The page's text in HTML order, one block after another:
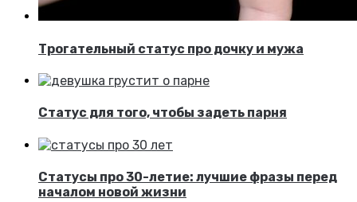
Трогательный статус про дочку и мужа
Статус для того, чтобы задеть парня
Статусы про 30-летие: лучшие фразы перед
началом новой жизни